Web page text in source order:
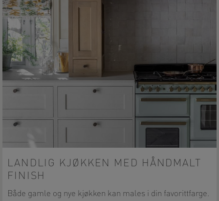
LANDLIG KJØKKEN MED HÅNDMALT
FINISH
Både gamle og nye kjøkken kan males i din favorittfarge.